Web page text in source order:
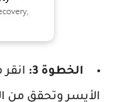
الخطوة 3:
الأيسر وتحقق من